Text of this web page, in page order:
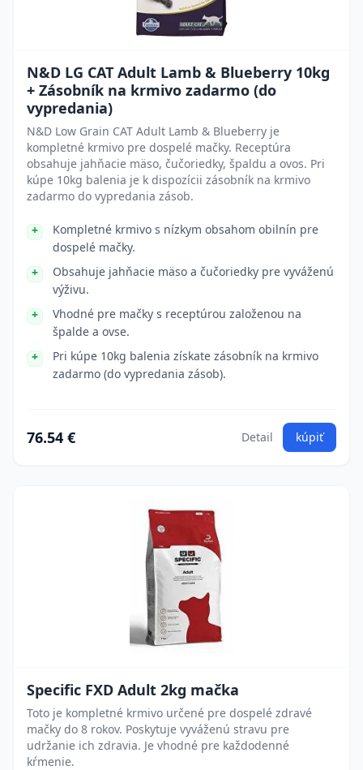
N&D LG CAT Adult Lamb & Blueberry 10kg
+ Zásobník na krmivo zadarmo (do
vypredania)
N&D Low Grain CAT Adult Lamb & Blueberry je
kompletné krmivo pre dospelé mačky. Receptúra
obsahuje jahňacie mäso, čučoriedky, špaldu a ovos. Pri
kúpe 10kg balenia je k dispozícii zásobník na krmivo
zadarmo do vypredania zásob.
Kompletné krmivo s nízkym obsahom obilnín pre
dospelé mačky.
Obsahuje jahňacie mäso a čučoriedky pre vyváženú
výživu.
Vhodné pre mačky s receptúrou založenou na
špalde a ovse.
Pri kúpe 10kg balenia získate zásobník na krmivo
zadarmo (do vypredania zásob).
76.54 € Detail kúpiť
Specific FXD Adult 2kg mačka
Toto je kompletné krmivo určené pre dospelé zdravé
mačky do 8 rokov. Poskytuje vyváženú stravu pre
udržanie ich zdravia. Je vhodné pre každodenné
kŕmenie.